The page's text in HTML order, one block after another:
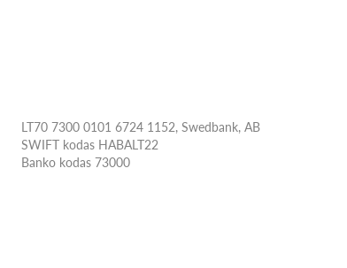
LT70 7300 0101 6724 1152, Swedbank, AB
SWIFT kodas HABALT22
Banko kodas 73000